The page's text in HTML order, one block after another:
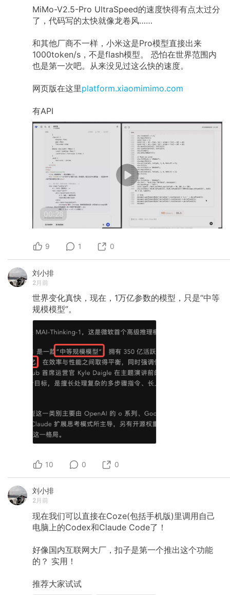
MiMo-V2.5-Pro UltraSpeed的速度快得有点太过分
了，代码写的太快就像龙卷风……
和其他厂商不一样，小米这是Pro模型直接出来
1000token/s，不是flash模型。 恐怕在世界范围内
也是第一次吧。从来没见过这么快的速度。
网页版在这里platform.xiaomimimo.com
有API
00:28
9 1 0
刘小排
2月前
世界变化真快，现在，1万亿参数的模型，只是“中等
规模模型”。
10 0 0
刘小排
2月前
现在我们可以直接在Coze(包括手机版)里调用自己
电脑上的Codex和Claude Code了！
好像国内互联网大厂，扣子是第一个推出这个功能
的？ 实用！
推荐大家试试